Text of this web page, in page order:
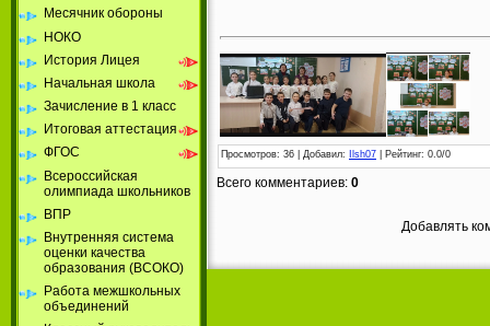
Месячник обороны
НОКО
История Лицея
Начальная школа
Зачисление в 1 класс
Итоговая аттестация
ФГОС
Всероссийская
олимпиада школьников
ВПР
Внутренняя система
оценки качества
образования (ВСОКО)
Работа межшкольных
объединений
Просмотров: 36 | Добавил: Ilsh07 Рейтинг: 0.0/0
Всего комментариев: 0
Добавлять